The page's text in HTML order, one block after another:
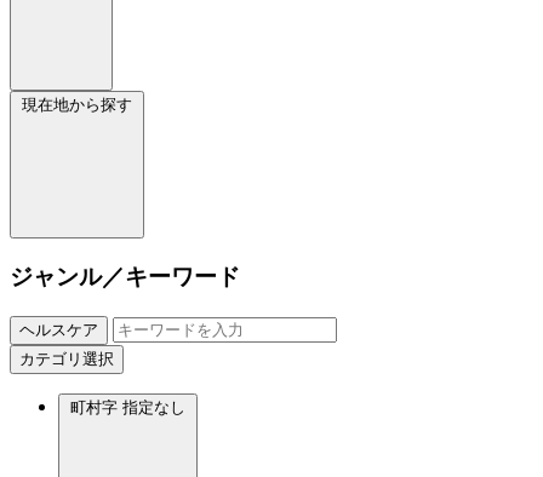
現在地から探す
ジャンル／キーワード
ヘルスケア
カテゴリ選択
町村字 指定なし